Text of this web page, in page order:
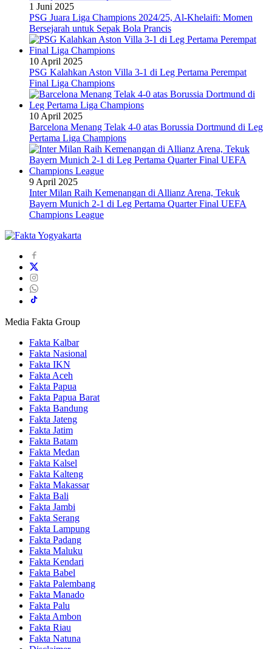
1 Juni 2025
PSG Juara Liga Champions 2024/25, Al-Khelaifi: Momen
Bersejarah untuk Sepak Bola Prancis
10 April 2025
PSG Kalahkan Aston Villa 3-1 di Leg Pertama Perempat
Final Liga Champions
10 April 2025
Barcelona Menang Telak 4-0 atas Borussia Dortmund di Leg
Pertama Liga Champions
9 April 2025
Inter Milan Raih Kemenangan di Allianz Arena, Tekuk
Bayern Munich 2-1 di Leg Pertama Quarter Final UEFA
Champions League
Media Fakta Group
Fakta Kalbar
Fakta Nasional
Fakta IKN
Fakta Aceh
Fakta Papua
Fakta Papua Barat
Fakta Bandung
Fakta Jateng
Fakta Jatim
Fakta Batam
Fakta Medan
Fakta Kalsel
Fakta Kalteng
Fakta Makassar
Fakta Bali
Fakta Jambi
Fakta Serang
Fakta Lampung
Fakta Padang
Fakta Maluku
Fakta Kendari
Fakta Babel
Fakta Palembang
Fakta Manado
Fakta Palu
Fakta Ambon
Fakta Riau
Fakta Natuna